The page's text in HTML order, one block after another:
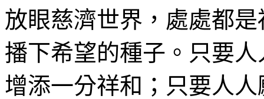
放眼慈濟世界，處處都
播下希望的種子。只要
增添一分祥和；只要人